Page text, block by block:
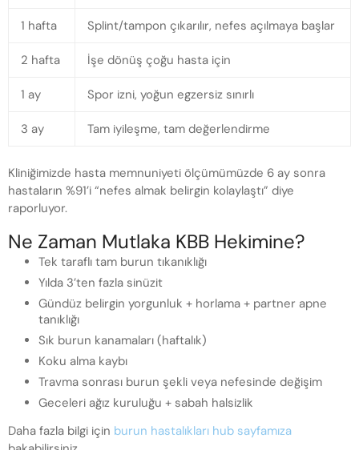
1 hafta Splint/tampon çıkarılır, nefes açılmaya başlar
2 hafta İşe dönüş çoğu hasta için
1 ay Spor izni, yoğun egzersiz sınırlı
3 ay Tam iyileşme, tam değerlendirme
Kliniğimizde hasta memnuniyeti ölçümümüzde 6 ay sonra
hastaların %91’i “nefes almak belirgin kolaylaştı” diye
raporluyor.
Ne Zaman Mutlaka KBB Hekimine?
Tek taraflı tam burun tıkanıklığı
Yılda 3’ten fazla sinüzit
Gündüz belirgin yorgunluk + horlama + partner apne
tanıklığı
Sık burun kanamaları (haftalık)
Koku alma kaybı
Travma sonrası burun şekli veya nefesinde değişim
Geceleri ağız kuruluğu + sabah halsizlik
Daha fazla bilgi için burun hastalıkları hub sayfamıza